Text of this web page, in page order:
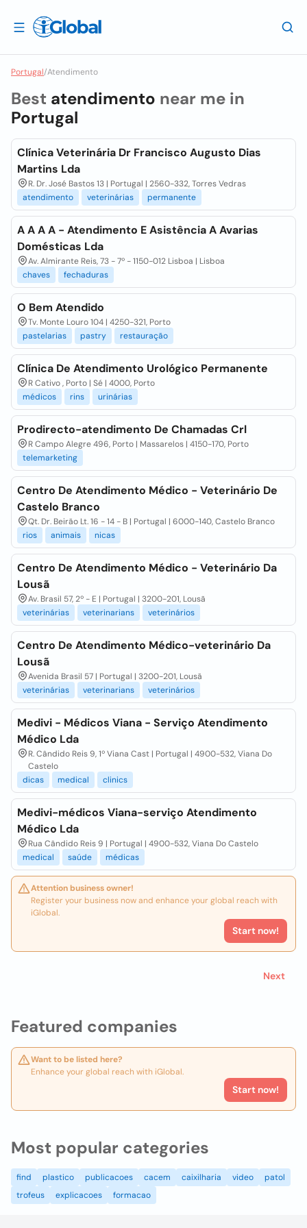
Portugal/Atendimento
Featured companies
Want to be listed here?
Enhance your global reach with iGlobal.
Start now!
Best atendimento near me in
Portugal
Clínica Veterinária Dr Francisco Augusto Dias
Martins Lda
R. Dr. José Bastos 13 | Portugal | 2560-332, Torres Vedras
atendimento
veterinárias permanente
A A A A - Atendimento E Asistência A Avarias
Domésticas Lda
Av. Almirante Reis, 73 - 7º - 1150-012 Lisboa | Lisboa
chaves
fechaduras
O Bem Atendido
Tv. Monte Louro 104 | 4250-321, Porto
pastelarias
pastry restauração
Clínica De Atendimento Urológico Permanente
R Cativo , Porto | Sé | 4000, Porto
médicos
rins urinárias
Prodirecto-atendimento De Chamadas Crl
R Campo Alegre 496, Porto | Massarelos | 4150-170, Porto
telemarketing
Centro De Atendimento Médico - Veterinário De
Castelo Branco
Qt. Dr. Beirão Lt. 16 - 14 - B | Portugal | 6000-140, Castelo Branco
rios
animais nicas
Centro De Atendimento Médico - Veterinário Da
Lousã
Av. Brasil 57, 2º - E | Portugal | 3200-201, Lousã
veterinárias
veterinarians veterinários
Centro De Atendimento Médico-veterinário Da
Lousã
Avenida Brasil 57 | Portugal | 3200-201, Lousã
veterinárias
veterinarians veterinários
Medivi - Médicos Viana - Serviço Atendimento
Médico Lda
R. Cândido Reis 9, 1º Viana Cast | Portugal | 4900-532, Viana Do
Castelo
dicas
medical clinics
Medivi-médicos Viana-serviço Atendimento
Médico Lda
Rua Cândido Reis 9 | Portugal | 4900-532, Viana Do Castelo
medical
saúde médicas
Attention business owner!
Register your business now and enhance your global reach with
iGlobal.
Start now!
Next
Most popular categories
find plastico publicacoes cacem caixilharia video
patol
trofeus
explicacoes formacao